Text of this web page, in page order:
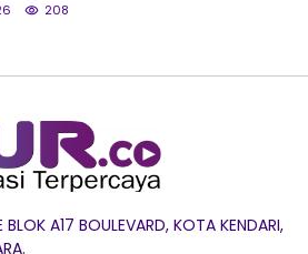
208
A17 BOULEVARD, KOTA KENDARI,